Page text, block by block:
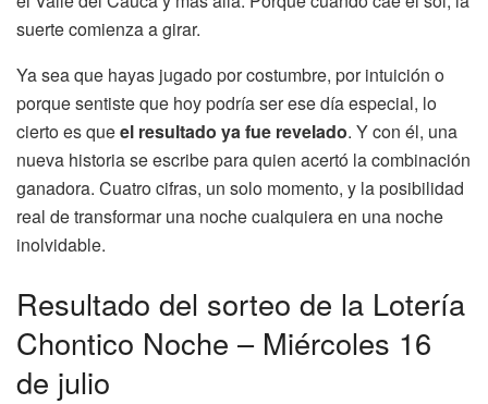
suerte comienza a girar.
Ya sea que hayas jugado por costumbre, por intuición o
porque sentiste que hoy podría ser ese día especial, lo
cierto es queel resultado ya fue revelado. Y con él, una
nueva historia se escribe para quien acertó la combinación
ganadora. Cuatro cifras, un solo momento, y la posibilidad
real de transformar una noche cualquiera en una noche
inolvidable.
Resultado del sorteo de la Lotería
Chontico Noche – Miércoles 16
de julio